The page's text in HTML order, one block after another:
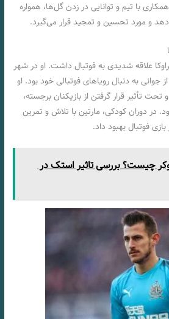
با تیم و توانایی در زدن گل‌ها، همواره
و مورد تحسین و تمجید قرار می‌گیرد.
علاقه شدیدی به فوتبال داشت. او در شهر
جوانی به دنبال رویاهای فوتبالی خود بود. او
تأثیر قرار گرفتن از بازیکنان برجسته،
در دوران کودکی، مارتین با تلاش و تمرین
فوتبال بهبود داد.
چیست؟ بررسی تاثیر استک در